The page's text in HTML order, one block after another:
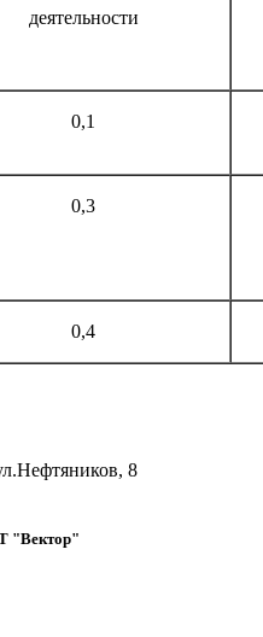
деятельности
0,1
0,3
0,4
8
"Вектор"